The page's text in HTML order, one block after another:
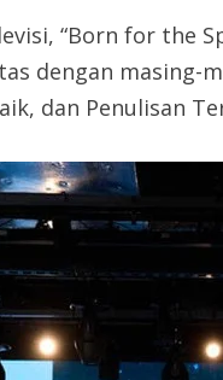
“Born for the
dengan masing-
dan Penulisan